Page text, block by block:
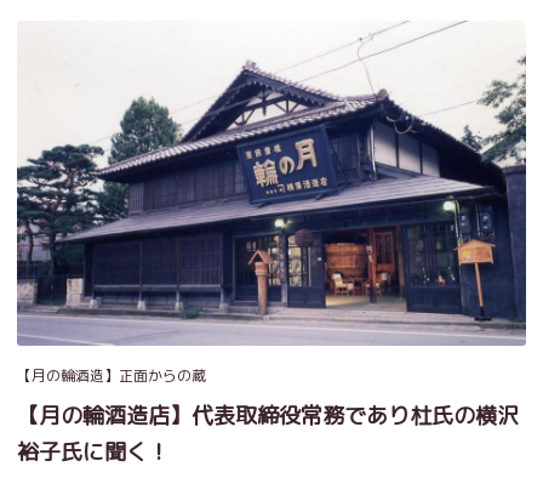
【月の輪酒造】正面からの蔵
【月の輪酒造店】代表取締役常務であり杜氏の横沢
裕子氏に聞く！